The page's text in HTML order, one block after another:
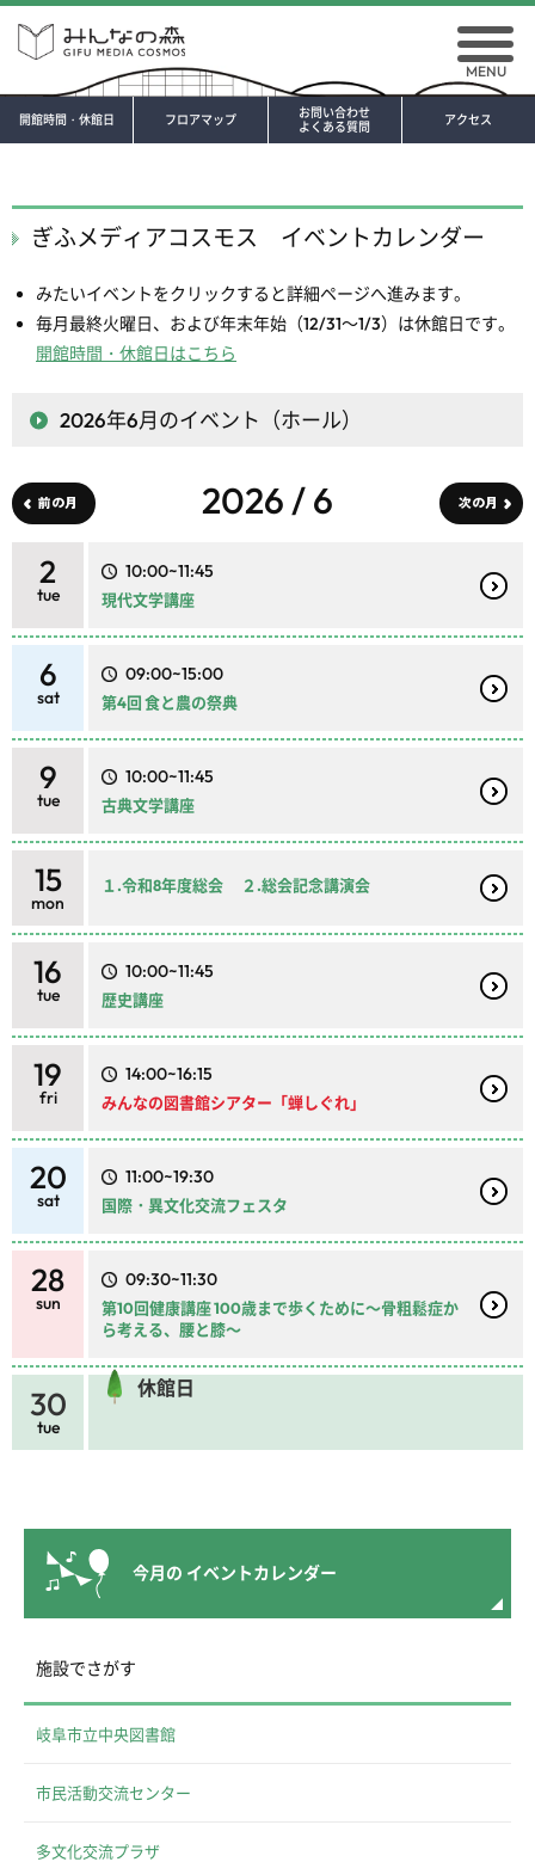
アクセス
開館時間・休館日 フロアマップ
お問い合わせ
よくある質問
MENU
ぎふメディアコスモス イベントカレンダー
みたいイベントをクリックすると詳細ページへ進みます。
毎月最終火曜日、および年末年始（12/31～1/3）は休館日です。
開館時間・休館日はこちら
2026年6月のイベント（ホール）
前の月 2026 / 6 次の月
2
tue
10:00~11:45
現代文学講座
6
sat
09:00~15:00
第4回 食と農の祭典
9
tue
10:00~11:45
古典文学講座
15
mon
１.令和8年度総会 ２.総会記念講演会
16
tue
10:00~11:45
歴史講座
19
fri
14:00~16:15
みんなの図書館シアター「蝉しぐれ」
20
sat
11:00~19:30
国際・異文化交流フェスタ
28
sun
09:30~11:30
第10回健康講座 100歳まで歩くために～骨粗鬆症か
ら考える、腰と膝～
30
tue
休館日
今月の イベントカレンダー
施設でさがす
岐阜市立中央図書館
市民活動交流センター
多文化交流プラザ